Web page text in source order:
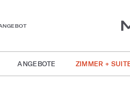
ANGEBOTE ZIMMER +